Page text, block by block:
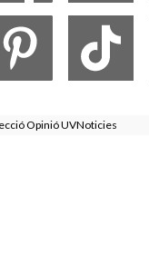
Opinió UVNoticies